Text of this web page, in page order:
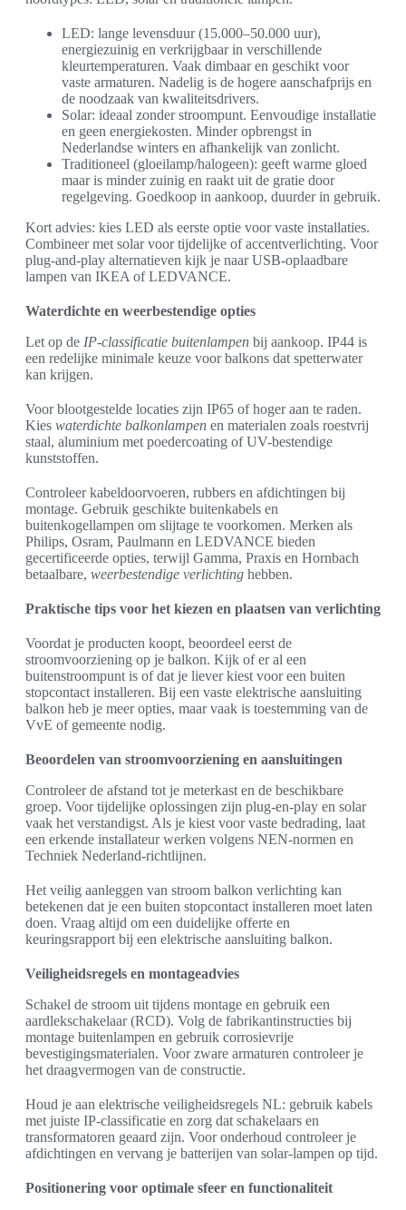
LED: lange levensduur (15.000–50.000 uur),
energiezuinig en verkrijgbaar in verschillende
kleurtemperaturen. Vaak dimbaar en geschikt voor
vaste armaturen. Nadelig is de hogere aanschafprijs en
de noodzaak van kwaliteitsdrivers.
Solar: ideaal zonder stroompunt. Eenvoudige installatie
en geen energiekosten. Minder opbrengst in
Nederlandse winters en afhankelijk van zonlicht.
Traditioneel (gloeilamp/halogeen): geeft warme gloed
maar is minder zuinig en raakt uit de gratie door
regelgeving. Goedkoop in aankoop, duurder in gebruik.
Kort advies: kies LED als eerste optie voor vaste installaties.
Combineer met solar voor tijdelijke of accentverlichting. Voor
plug-and-play alternatieven kijk je naar USB-oplaadbare
lampen van IKEA of LEDVANCE.
Waterdichte en weerbestendige opties
Let op de IP-classificatie buitenlampen bij aankoop. IP44 is
een redelijke minimale keuze voor balkons dat spetterwater
kan krijgen.
Voor blootgestelde locaties zijn IP65 of hoger aan te raden.
Kies waterdichte balkonlampen en materialen zoals roestvrij
staal, aluminium met poedercoating of UV-bestendige
kunststoffen.
Controleer kabeldoorvoeren, rubbers en afdichtingen bij
montage. Gebruik geschikte buitenkabels en
buitenkogellampen om slijtage te voorkomen. Merken als
Philips, Osram, Paulmann en LEDVANCE bieden
gecertificeerde opties, terwijl Gamma, Praxis en Hornbach
betaalbare, weerbestendige verlichting hebben.
Praktische tips voor het kiezen en plaatsen van verlichting
Voordat je producten koopt, beoordeel eerst de
stroomvoorziening op je balkon. Kijk of er al een
buitenstroompunt is of dat je liever kiest voor een buiten
stopcontact installeren. Bij een vaste elektrische aansluiting
balkon heb je meer opties, maar vaak is toestemming van de
VvE of gemeente nodig.
Beoordelen van stroomvoorziening en aansluitingen
Controleer de afstand tot je meterkast en de beschikbare
groep. Voor tijdelijke oplossingen zijn plug-en-play en solar
vaak het verstandigst. Als je kiest voor vaste bedrading, laat
een erkende installateur werken volgens NEN-normen en
Techniek Nederland-richtlijnen.
Het veilig aanleggen van stroom balkon verlichting kan
betekenen dat je een buiten stopcontact installeren moet laten
doen. Vraag altijd om een duidelijke offerte en
keuringsrapport bij een elektrische aansluiting balkon.
Veiligheidsregels en montageadvies
Schakel de stroom uit tijdens montage en gebruik een
aardlekschakelaar (RCD). Volg de fabrikantinstructies bij
montage buitenlampen en gebruik corrosievrije
bevestigingsmaterialen. Voor zware armaturen controleer je
het draagvermogen van de constructie.
Houd je aan elektrische veiligheidsregels NL: gebruik kabels
met juiste IP-classificatie en zorg dat schakelaars en
transformatoren geaard zijn. Voor onderhoud controleer je
afdichtingen en vervang je batterijen van solar-lampen op tijd.
Positionering voor optimale sfeer en functionaliteit